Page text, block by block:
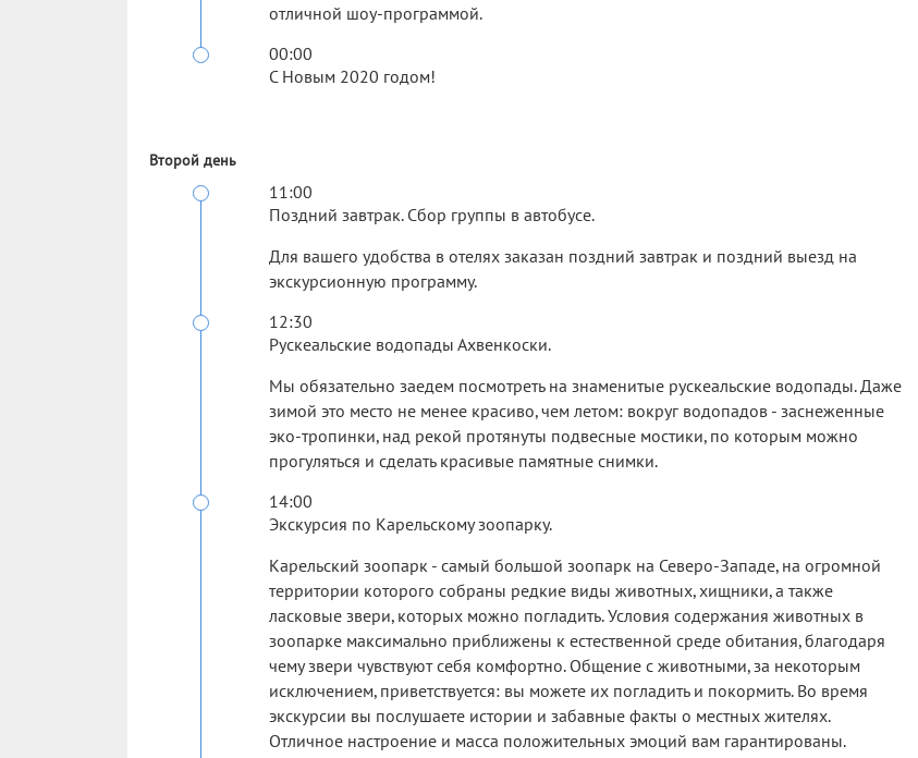
отличной шоу-программой.
00:00
С Новым 2020 годом!
Второй день
11:00
Поздний завтрак. Сбор группы в автобусе.
Для вашего удобства в отелях заказан поздний завтрак и поздний выезд на
экскурсионную программу.
12:30
Рускеальские водопады Ахвенкоски.
Мы обязательно заедем посмотреть на знаменитые рускеальские водопады. Даже
зимой это место не менее красиво, чем летом: вокруг водопадов - заснеженные
эко-тропинки, над рекой протянуты подвесные мостики, по которым можно
прогуляться и сделать красивые памятные снимки.
14:00
Экскурсия по Карельскому зоопарку.
Карельский зоопарк - самый большой зоопарк на Северо-Западе, на огромной
территории которого собраны редкие виды животных, хищники, а также
ласковые звери, которых можно погладить. Условия содержания животных в
зоопарке максимально приближены к естественной среде обитания, благодаря
чему звери чувствуют себя комфортно. Общение с животными, за некоторым
исключением, приветствуется: вы можете их погладить и покормить. Во время
экскурсии вы послушаете истории и забавные факты о местных жителях.
Отличное настроение и масса положительных эмоций вам гарантированы.